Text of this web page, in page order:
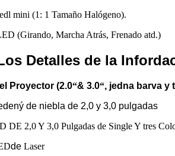
mini (1: 1 Tamaño Halógeno).
(Girando, Marcha Atrás, Frenado atd.)
Detalles de la
Proyector (2.0“& 3.0“, jedna barva y
de niebla de 2,0 y 3,0 pulgadas
DE 2,0 Y 3,0 Pulgadas de Single Y tres
de Laser